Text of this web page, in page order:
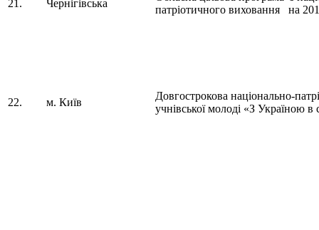
21. Чернігівська
патріотичного виховання на
22. м. Київ
Довгострокова національно-
учнівської молоді «З Україною в